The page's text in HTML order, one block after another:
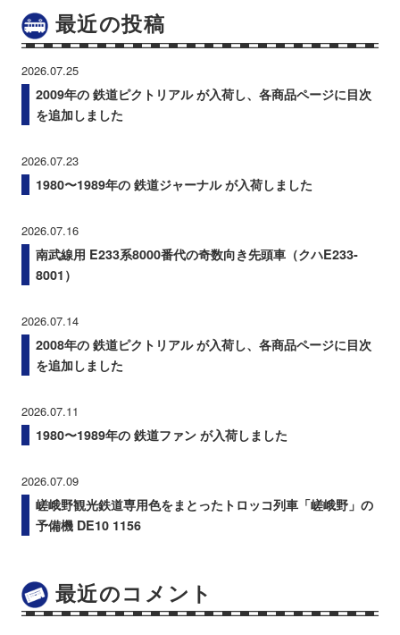
最近の投稿
2026.07.25
2009年の 鉄道ピクトリアル が入荷し、各商品ページに目次
を追加しました
2026.07.23
1980〜1989年の 鉄道ジャーナル が入荷しました
2026.07.16
南武線用 E233系8000番代の奇数向き先頭車（クハE233-
8001）
2026.07.14
2008年の 鉄道ピクトリアル が入荷し、各商品ページに目次
を追加しました
2026.07.11
1980〜1989年の 鉄道ファン が入荷しました
2026.07.09
嵯峨野観光鉄道専用色をまとったトロッコ列車「嵯峨野」の
予備機 DE10 1156
最近のコメント